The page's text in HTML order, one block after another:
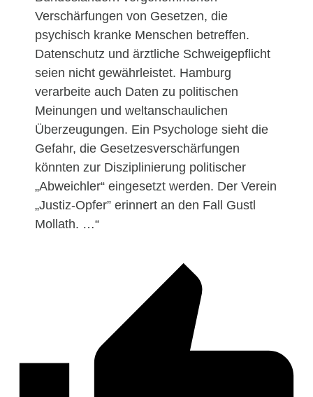
Verschärfungen von Gesetzen, die
psychisch kranke Menschen betreffen.
Datenschutz und ärztliche Schweigepflicht
seien nicht gewährleistet. Hamburg
verarbeite auch Daten zu politischen
Meinungen und weltanschaulichen
Überzeugungen. Ein Psychologe sieht die
Gefahr, die Gesetzesverschärfungen
könnten zur Disziplinierung politischer
„Abweichler“ eingesetzt werden. Der Verein
„Justiz-Opfer” erinnert an den Fall Gustl
Mollath. …“